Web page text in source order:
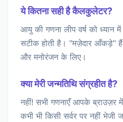
ये कितना सही है कैलकुलेटर?
आयु की गणना लीप वर्ष को ध्यान
सटीक होती है। "मज़ेदार आँकड़े"
और मनोरंजन के लिए।
क्या मेरी जन्मतिथि संग्रहीत है?
नहीं! सभी गणनाएँ आपके ब्राउज़र
कभी भी किसी सर्वर पर नहीं भेजी